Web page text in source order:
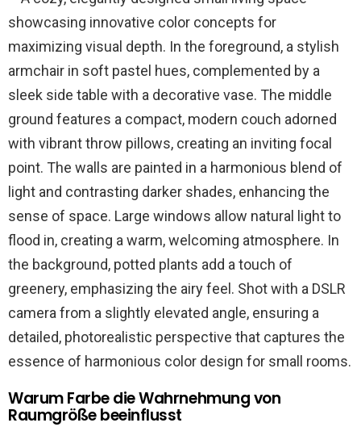
Warum Farbe die Wahrnehmung von
Raumgröße beeinflusst